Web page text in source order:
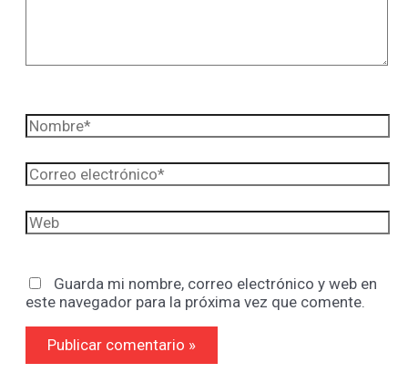
Nombre*
Correo
electrónico*
Web
Guarda mi nombre, correo electrónico y web en
este navegador para la próxima vez que comente.